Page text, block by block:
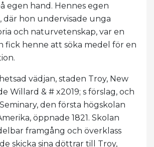
egen hand. Hennes egen
där hon undervisade unga
och naturvetenskap, var en
fick henne att söka medel för en
vädjan, staden Troy, New
Willard & # x2019; s förslag, och
den första högskolan
öppnade 1821. Skolan
framgång och överklass
skicka sina döttrar till Troy,